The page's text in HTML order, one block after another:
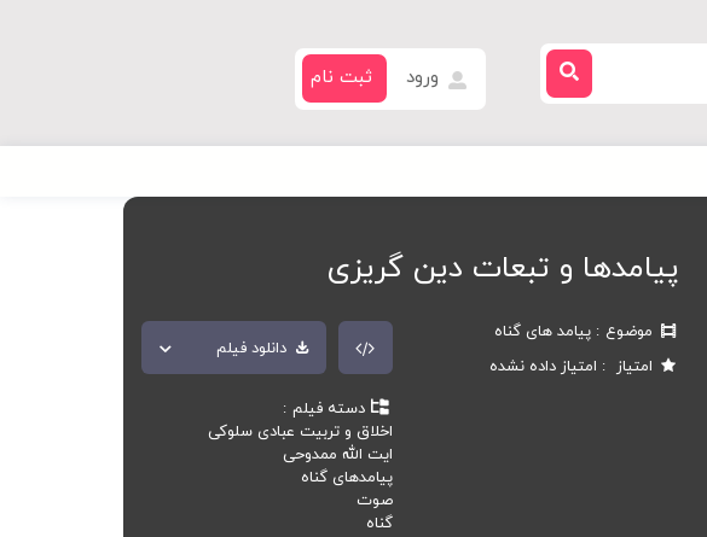
ورود ثبت نام
پیامدها و تبعات دین گریزی
موضوع
پیامد های گناه
امتیاز
امتیاز داده نشده
دانلود فیلم
دسته فیلم
اخلاق و تربیت عبادی سلوکی
ایت الله ممدوحی
پیامدهای گناه
صوت
گناه